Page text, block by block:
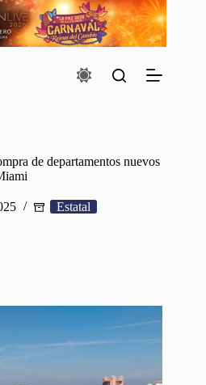
de departamentos nuevos
Estatal